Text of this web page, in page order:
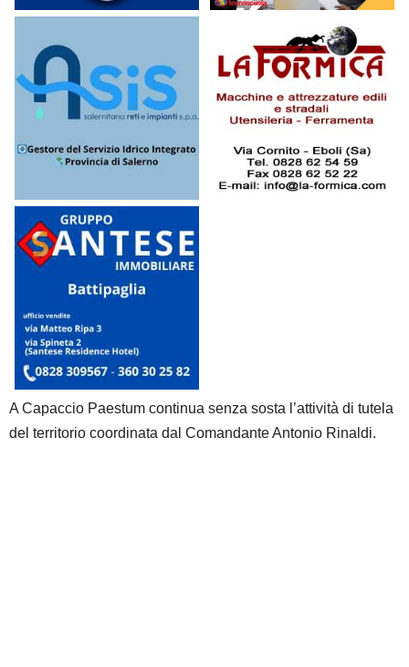
A Capaccio Paestum continua senza sosta l’attività di tutela
del territorio coordinata dal Comandante Antonio Rinaldi.